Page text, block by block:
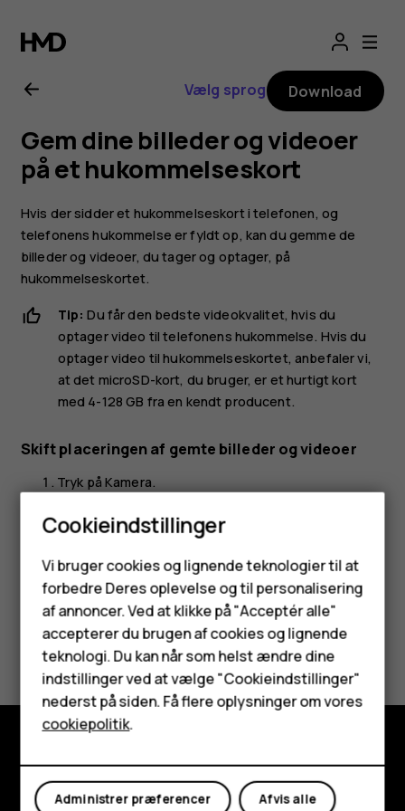
Brugervejledning
til
Nokia
2.1
Smartphones
Feature-telefoner
Tilbehør
HMD Terra M
Tablets
Min konto
Vælg sprog Download
Gem dine billeder og videoer
på et hukommelseskort
Hvis der sidder et hukommelseskort i telefonen, og
telefonens hukommelse er fyldt op, kan du gemme de
billeder og videoer, du tager og optager, på
hukommelseskortet.
Tip: Du får den bedste videokvalitet, hvis du
optager video til telefonens hukommelse. Hvis du
optager video til hukommelseskortet, anbefaler vi,
at det microSD-kort, du bruger, er et hurtigt kort
med 4-128 GB fra en kendt producent.
Skift placeringen af gemte billeder og videoer
Tryk påKamera.
Tryk på
menu >settings Indstillinger
Synes du, dette var nyttigt?
Ja Nej
Udforsk
Cookieindstillinger
Vi bruger cookies og lignende teknologier til at
forbedre Deres oplevelse og til personalisering
af annoncer. Ved at klikke på "Acceptér alle"
accepterer du brugen af cookies og lignende
teknologi. Du kan når som helst ændre dine
indstillinger ved at vælge "Cookieindstillinger"
nederst på siden. Få flere oplysninger om vores
cookiepolitik.
Afvis alle
Administrer præferencer